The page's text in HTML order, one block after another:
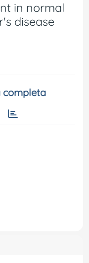
in normal
disease
completa